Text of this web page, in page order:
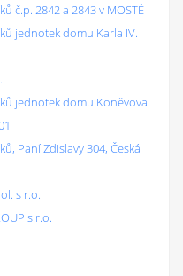
č.p. 2842 a 2843 v MOSTĚ
jednotek domu Karla IV.
jednotek domu Koněvova
Paní Zdislavy 304, Česká
s r.o.
s.r.o.